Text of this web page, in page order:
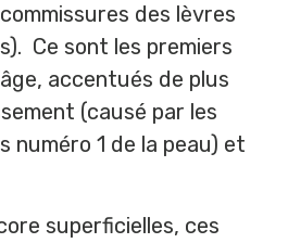
des lèvres
Ce sont les premiers
accentués de plus
(causé par les
numéro 1 de la peau) et
superficielles, ces